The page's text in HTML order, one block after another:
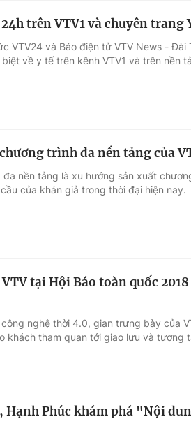
trên VTV1 và chuyên trang
VTV24 và Báo điện tử VTV News -
về y tế trên kênh VTV1 và trên nền
trình đa nền tảng của
nền tảng là xu hướng sản xuất
của khán giả trong thời đại hiện nay.
tại Hội Báo toàn quốc
nghệ thời 4.0, gian trưng bày của
khách tham quan tới giao lưu và tương
Hạnh Phúc khám phá "Nội